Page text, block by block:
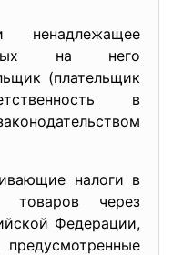
на него
(плательщик
в
налоги в
товаров через
Федерации,